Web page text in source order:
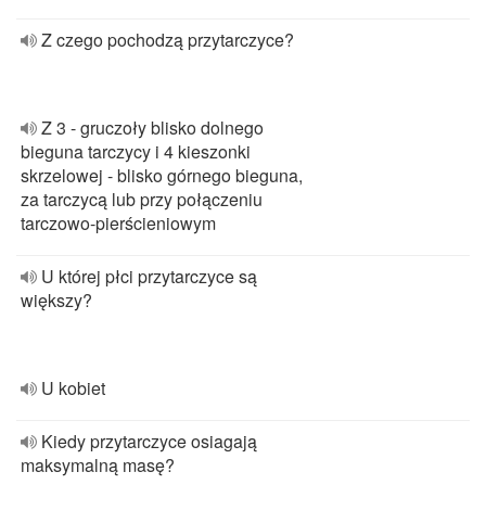
Z czego pochodzą przytarczyce?
Z 3 - gruczoły blisko dolnego
bieguna tarczycy i 4 kieszonki
skrzelowej - blisko górnego bieguna,
za tarczycą lub przy połączeniu
tarczowo-pierścieniowym
U której płci przytarczyce są
większy?
U kobiet
Kiedy przytarczyce osiagają
maksymalną masę?